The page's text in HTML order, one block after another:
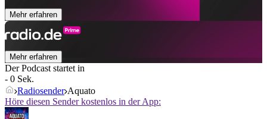
Mehr erfahren
Mehr erfahren
Der Podcast startet in
- 0 Sek.
Radiosender Aquato
Höre diesen Sender kostenlos in der App: